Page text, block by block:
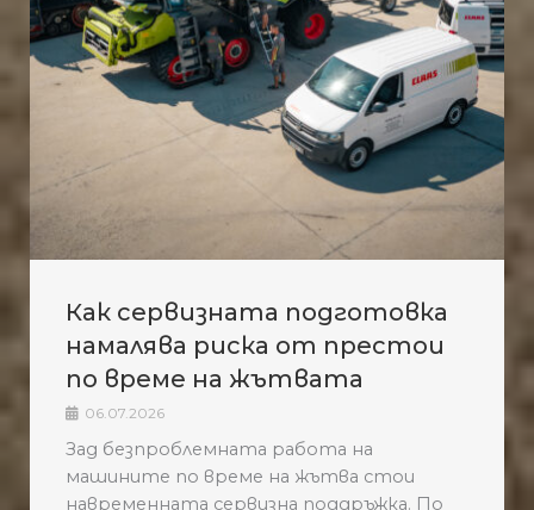
Как сервизната подготовка
намалява риска от престои
по време на жътвата
06.07.2026
Зад безпроблемната работа на
машините по време на жътва стои
навременната сервизна поддръжка. По